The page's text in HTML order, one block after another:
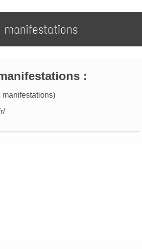
:
manifestations)